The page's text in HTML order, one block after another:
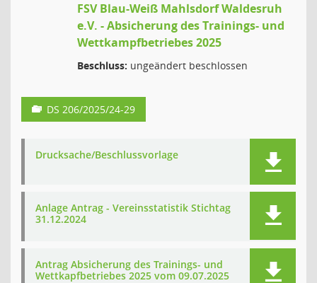
FSV Blau-Weiß Mahlsdorf Waldesruh
e.V. - Absicherung des Trainings- und
Wettkampfbetriebes 2025
Beschluss: ungeändert beschlossen
DS 206/2025/24-29
Drucksache/Beschlussvorlage
Anlage Antrag - Vereinsstatistik Stichtag
31.12.2024
Antrag Absicherung des Trainings- und
Wettkapfbetriebes 2025 vom 09.07.2025